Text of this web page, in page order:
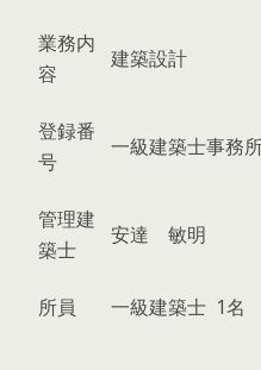
業務内
容
建築設計
登録番
号
一級建築士事務
管理建
築士
安達 敏明
所員 一級建築士 1